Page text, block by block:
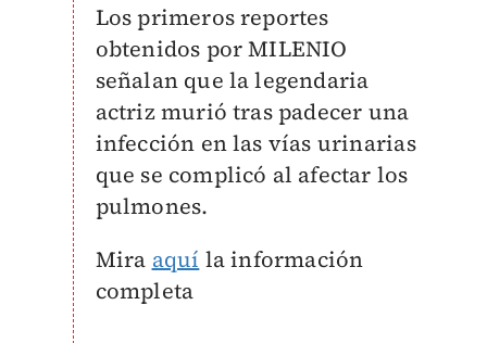
Los primeros reportes
obtenidos por MILENIO
señalan que la legendaria
actriz murió tras padecer una
infección en las vías urinarias
que se complicó al afectar los
pulmones.
Mira aquí la información
completa